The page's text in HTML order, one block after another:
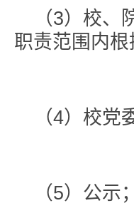
（3）校
职责范围内
（4）校党
（5）公示；